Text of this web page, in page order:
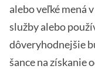
alebo veľké mená
služby alebo
dôveryhodnejšie
šance na získanie